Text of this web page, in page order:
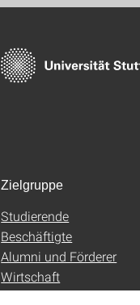
Zielgruppe
Studierende
Beschäftigte
Alumni und Förderer
Wirtschaft